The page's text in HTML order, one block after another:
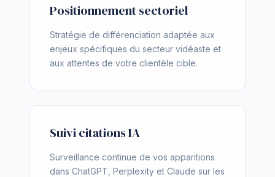
Positionnement sectoriel
Stratégie de différenciation adaptée aux
enjeux spécifiques du secteur vidéaste et
aux attentes de votre clientèle cible.
Suivi citations IA
Surveillance continue de vos apparitions
dans ChatGPT, Perplexity et Claude sur les